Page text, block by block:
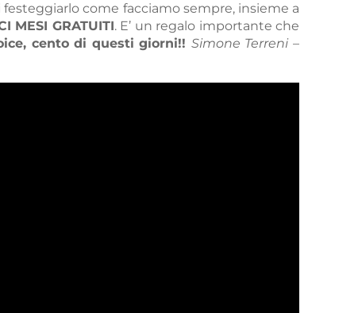
come facciamo sempre, insieme a
MESI GRATUITI. E’ un regalo importante che
cento di questi giorni!! Simone Terreni–